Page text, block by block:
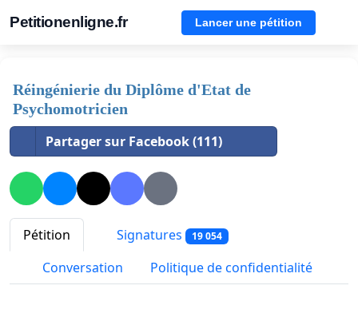
Petitionenligne.fr Lancer une pétition
Réingénierie du Diplôme d'Etat de
Psychomotricien
Partager sur Facebook (111)
Pétition Signatures 19 054
Conversation Politique de confidentialité